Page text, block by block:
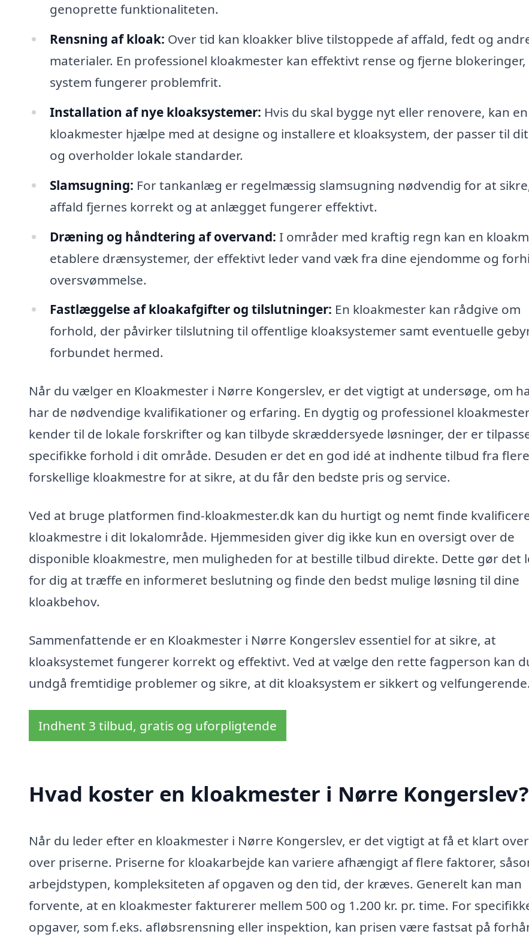
genoprette funktionaliteten.
Rensning af kloak: Over tid kan kloakker blive tilstoppede af affald, fedt og
materialer. En professionel kloakmester kan effektivt rense og fjerne blokeringer,
system fungerer problemfrit.
Installation af nye kloaksystemer: Hvis du skal bygge nyt eller renovere, kan en
kloakmester hjælpe med at designe og installere et kloaksystem, der passer til
og overholder lokale standarder.
Slamsugning: For tankanlæg er regelmæssig slamsugning nødvendig for at
affald fjernes korrekt og at anlægget fungerer effektivt.
Dræning og håndtering af overvand: I områder med kraftig regn kan en
etablere drænsystemer, der effektivt leder vand væk fra dine ejendomme og
oversvømmelse.
Fastlæggelse af kloakafgifter og tilslutninger: En kloakmester kan rådgive om
forhold, der påvirker tilslutning til offentlige kloaksystemer samt eventuelle
forbundet hermed.
Når du vælger en Kloakmester i Nørre Kongerslev, er det vigtigt at undersøge, om
har de nødvendige kvalifikationer og erfaring. En dygtig og professionel
kender til de lokale forskrifter og kan tilbyde skræddersyede løsninger, der er
specifikke forhold i dit område. Desuden er det en god idé at indhente tilbud fra flere
forskellige kloakmestre for at sikre, at du får den bedste pris og service.
Ved at bruge platformen find-kloakmester.dk kan du hurtigt og nemt finde
kloakmestre i dit lokalområde. Hjemmesiden giver dig ikke kun en oversigt over de
disponible kloakmestre, men muligheden for at bestille tilbud direkte. Dette gør det
for dig at træffe en informeret beslutning og finde den bedst mulige løsning til dine
kloakbehov.
Sammenfattende er en Kloakmester i Nørre Kongerslev essentiel for at sikre, at
kloaksystemet fungerer korrekt og effektivt. Ved at vælge den rette fagperson kan
undgå fremtidige problemer og sikre, at dit kloaksystem er sikkert og velfungerende.
Indhent 3 tilbud, gratis og uforpligtende
Hvad koster en kloakmester i Nørre Kongerslev?
Når du leder efter en kloakmester i Nørre Kongerslev, er det vigtigt at få et klart
over priserne. Priserne for kloakarbejde kan variere afhængigt af flere faktorer,
arbejdstypen, kompleksiteten af opgaven og den tid, der kræves. Generelt kan man
forvente, at en kloakmester fakturerer mellem 500 og 1.200 kr. pr. time. For
opgaver, som f.eks. afløbsrensning eller inspektion, kan prisen være fastsat på